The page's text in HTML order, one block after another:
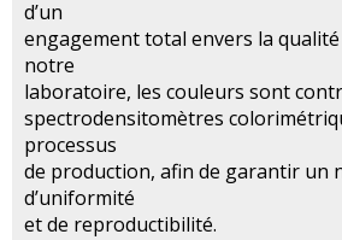
d’un
engagement total envers la
notre
laboratoire, les couleurs sont
spectrodensitomètres
processus
de production, afin de garantir un
d’uniformité
et de reproductibilité.